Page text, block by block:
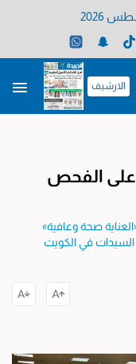
الارشيف
طالبة على الفحص
صحة وعافية»
السيدات في الكويت